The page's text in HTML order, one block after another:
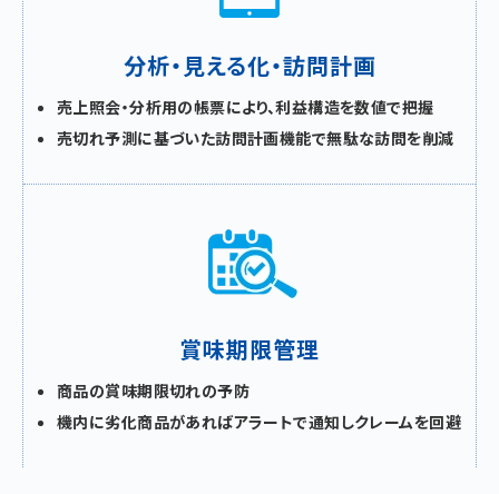
分析・見える化・訪問計画
売上照会・分析用の帳票により、利益構造を数値で把握
売切れ予測に基づいた訪問計画機能で無駄な訪問を削減
賞味期限管理
商品の賞味期限切れの予防
機内に劣化商品があればアラートで通知しクレームを回避